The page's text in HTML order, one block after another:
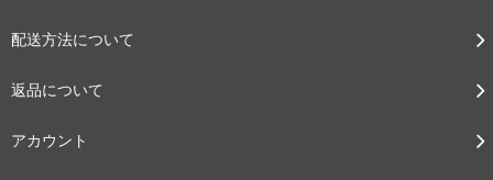
配送方法について
返品について
アカウント